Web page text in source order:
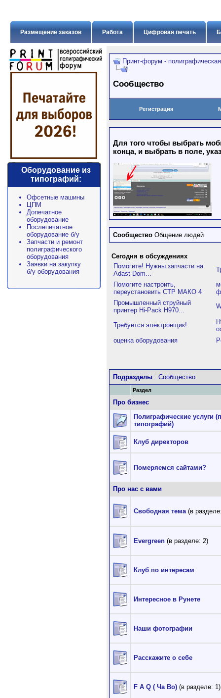
Цифровая печать
Работа
Размещение заказов
Оборудование из
типографий:
Офсетные машины
ЦПМ
Допечатное
оборудование
Послепечатное
оборудование б/у
Запчасти и ремонт
полиграфического
оборудования
Заявки на закупку
б/у оборудования
Принт-форум -
Сообщество
Регистрация
Для того чтобы выбрать
конца, и выбрать в поле,
Сообщество Общение людей
Сегодня в обсуждениях
Помогите! Нужны запчасти на
Adast Dom...
Помогите настроить,
переустановить СТР МАКО 4
Промышленный струйный
принтер Hi-Pack H970...
Требуется электронщик!
оценка оборудования
Подразделы : Сообщество
Раздел
Про бизнес
Полиграфические услуги
типографий)
Клуб директоров
Померяемся сайтами?
Про нас с вами
Свободная тема (в
Evergreen (в разделе: 2)
Клуб по интересам
Интересное в Рунете
Наши фотографии
Расскажите о себе
F A Q ( Ча Во) (в разделе: 1)